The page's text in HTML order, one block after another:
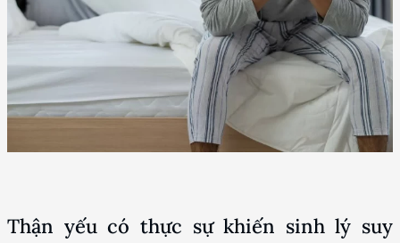
Thận yếu có thực sự khiến sinh lý suy